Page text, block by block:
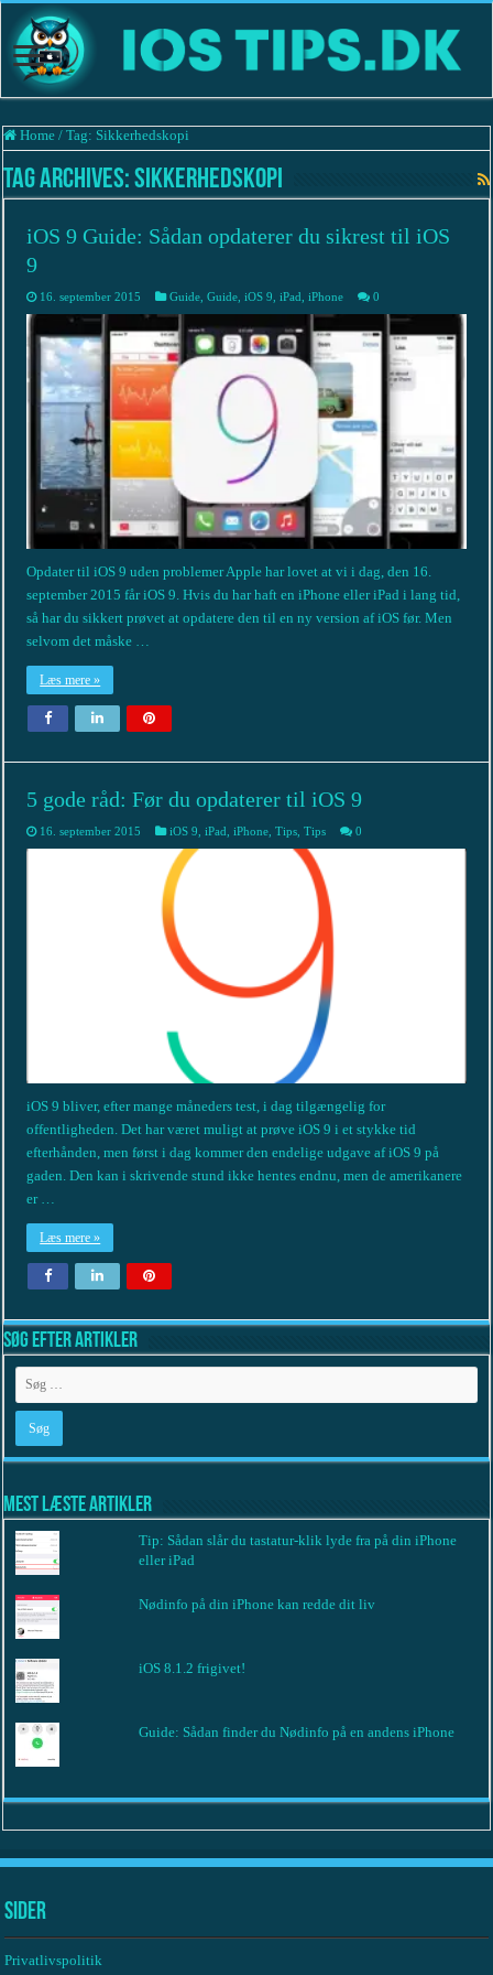
Home / Tag: Sikkerhedskopi
Tag Archives:Sikkerhedskopi
iOS 9 Guide: Sådan opdaterer du sikrest til iOS
9
16. september 2015 Guide ,Guide ,iOS 9 ,iPad ,iPhone 0
Opdater til iOS 9 uden problemer Apple har lovet at vi i dag, den 16.
september 2015 får iOS 9. Hvis du har haft en iPhone eller iPad i lang tid,
så har du sikkert prøvet at opdatere den til en ny version af iOS før. Men
selvom det måske …
Læs mere »
5 gode råd: Før du opdaterer til iOS 9
16. september 2015 iOS 9 ,iPad ,iPhone ,Tips ,Tips 0
iOS 9 bliver, efter mange måneders test, i dag tilgængelig for
offentligheden. Det har været muligt at prøve iOS 9 i et stykke tid
efterhånden, men først i dag kommer den endelige udgave af iOS 9 på
gaden. Den kan i skrivende stund ikke hentes endnu, men de amerikanere
er …
Læs mere »
Søg efter artikler
Mest læste artikler
Tip: Sådan slår du tastatur-klik lyde fra på din iPhone
eller iPad
Nødinfo på din iPhone kan redde dit liv
iOS 8.1.2 frigivet!
Guide: Sådan finder du Nødinfo på en andens iPhone
Sider
Privatlivspolitik